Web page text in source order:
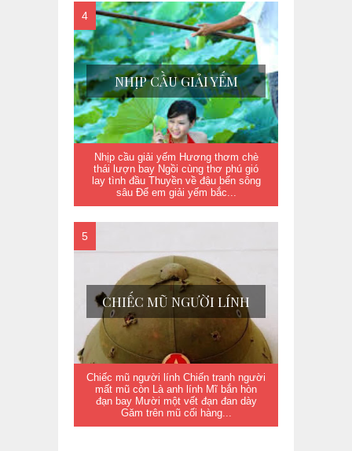
NHỊP CẦU GIẢI YẾM
Nhịp cầu giải yếm Hương thơm chè
thái lượn bay Ngồi cùng thơ phú gió
lay tình đầu Thuyền về đậu bến sông
sâu Để em giải yếm bắc...
CHIẾC MŨ NGƯỜI LÍNH
Chiếc mũ người lính Chiến tranh người
mất mũ còn Là anh lính Mĩ bắn hòn
đạn bay Mười một vết đạn đan dày
Găm trên mũ cối hàng...